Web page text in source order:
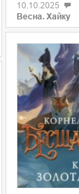
10.10.2025
Весна. Хайку